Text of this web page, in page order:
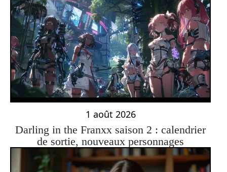
1 août 2026
Darling in the Franxx saison 2 : calendrier
de sortie, nouveaux personnages